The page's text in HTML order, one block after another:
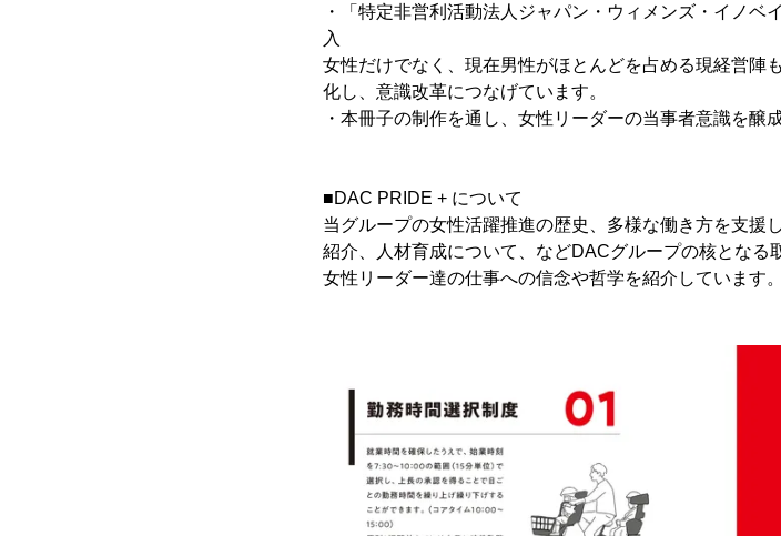
・「特定非営利活動法人ジャパン・ウィメンズ・イノ
入
女性だけでなく、現在男性がほとんどを占める現経営陣
化し、意識改革につなげています。
・本冊子の制作を通し、女性リーダーの当事者意識を醸
■DAC PRIDE + について
当グループの女性活躍推進の歴史、多様な働き方を支援
紹介、人材育成について、などDACグループの核とな
女性リーダー達の仕事への信念や哲学を紹介しています。